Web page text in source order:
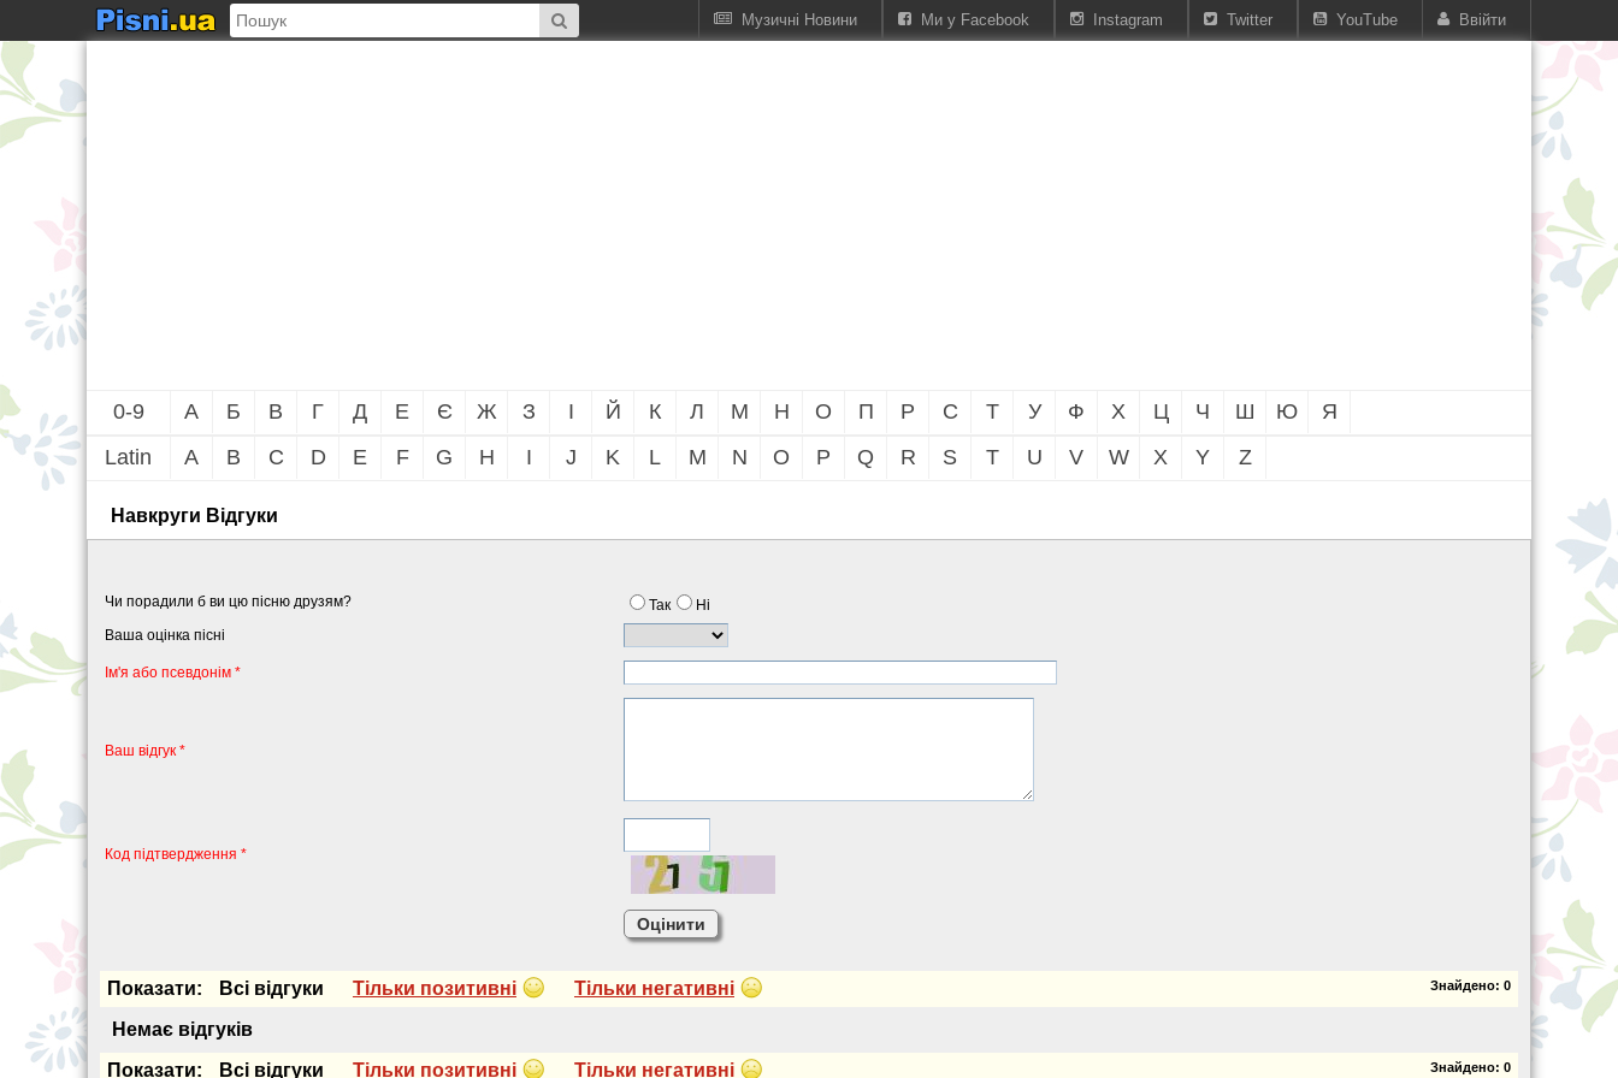
Ввійти
YouTube
Twitter
Instagram
Ми у Facebook
Музичні Новини
0-9 А Б В Г Д Е Є Ж З І Й К Л М Н О П Р С Т У Ф Х Ц Ч Ш Ю
Я
Latin
A B C D E F G H I J K L M N O P Q R S T U V W X Y Z
Навкруги Вiдгуки
Чи порадили б ви цю пісню друзям? Так
Нi
Ваша оцінка пісні
Iм'я або псевдонiм *
Ваш відгук *
Код підтвердження *
Знайдено: 0
Показати: Всi вiдгуки Тiльки позитивнi
Тiльки негативнi
Немає вiдгукiв
Знайдено: 0
Показати: Всi вiдгуки Тiльки позитивнi Тiльки негативнi